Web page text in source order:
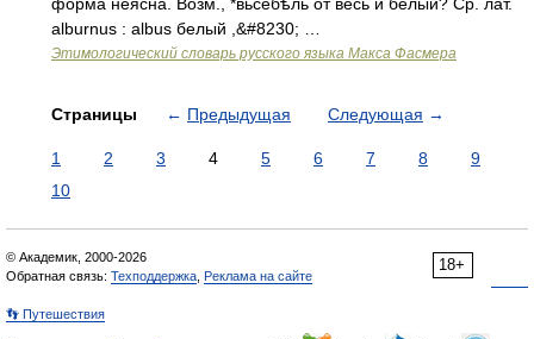
alburnus : albus белый ,&#8230; …
Этимологический словарь русского языка Макса Фасмера
Страницы ← Предыдущая Следующая →
1 2 3 4 5 6 7 8
9
10
18+
© Академик, 2000-2026
Обратная связь: Техподдержка Реклама на сайте
👣 Путешествия